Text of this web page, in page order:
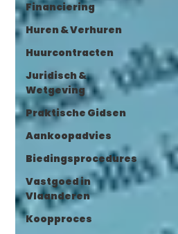
Financiering
Huren & Verhuren
Huurcontracten
Juridisch &
Wetgeving
Praktische Gidsen
Aankoopadvies
Biedingsprocedures
Vastgoed in
Vlaanderen
Koopproces